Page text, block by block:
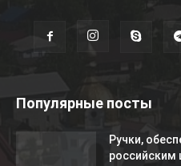
Популярные посты
Ручки,
российским